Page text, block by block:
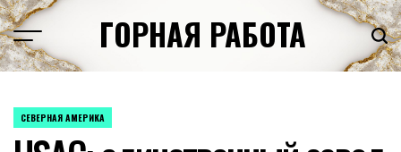
Перейти
к
содержимому
ГОРНАЯ РАБОТА
ОПУБЛИКОВАНО
СЕВЕРНАЯ АМЕРИКА